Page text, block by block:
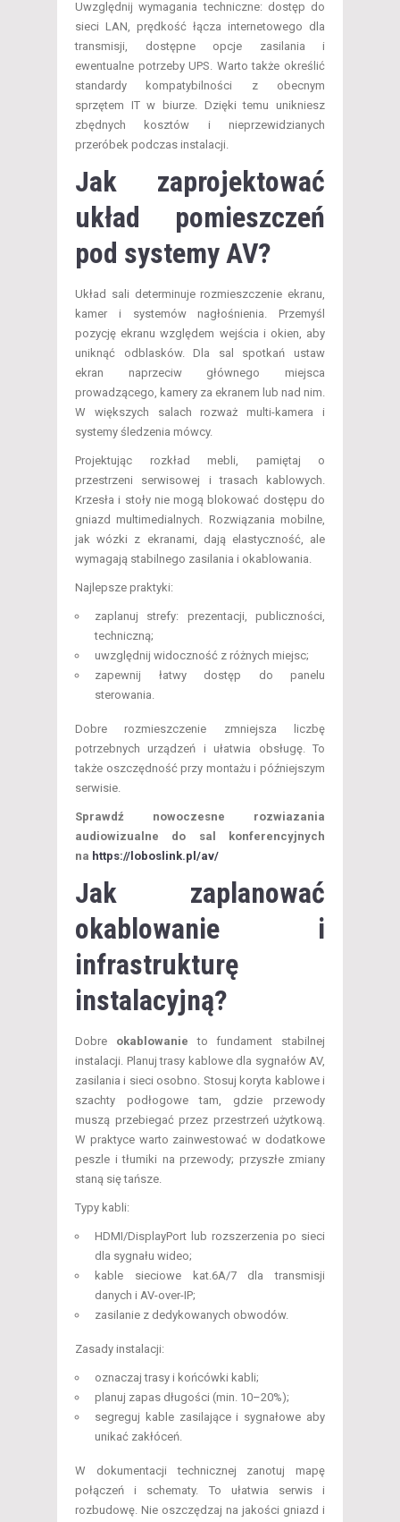
Uwzględnij wymagania techniczne: dostęp do
sieci LAN, prędkość łącza internetowego dla
transmisji, dostępne opcje zasilania i
ewentualne potrzeby UPS. Warto także określić
standardy kompatybilności z obecnym
sprzętem IT w biurze. Dzięki temu unikniesz
zbędnych kosztów i nieprzewidzianych
przeróbek podczas instalacji.
Jak zaprojektować
układ pomieszczeń
pod systemy AV?
Układ sali determinuje rozmieszczenie ekranu,
kamer i systemów nagłośnienia. Przemyśl
pozycję ekranu względem wejścia i okien, aby
uniknąć odblasków. Dla sal spotkań ustaw
ekran naprzeciw głównego miejsca
prowadzącego, kamery za ekranem lub nad nim.
W większych salach rozważ multi-kamera i
systemy śledzenia mówcy.
Projektując rozkład mebli, pamiętaj o
przestrzeni serwisowej i trasach kablowych.
Krzesła i stoły nie mogą blokować dostępu do
gniazd multimedialnych. Rozwiązania mobilne,
jak wózki z ekranami, dają elastyczność, ale
wymagają stabilnego zasilania i okablowania.
Najlepsze praktyki:
zaplanuj strefy: prezentacji, publiczności,
techniczną;
uwzględnij widoczność z różnych miejsc;
zapewnij łatwy dostęp do panelu
sterowania.
Dobre rozmieszczenie zmniejsza liczbę
potrzebnych urządzeń i ułatwia obsługę. To
także oszczędność przy montażu i późniejszym
serwisie.
Sprawdź nowoczesne rozwiazania
audiowizualne do sal konferencyjnych
na https://loboslink.pl/av/
Jak zaplanować
okablowanie i
infrastrukturę
instalacyjną?
Dobre okablowanie to fundament stabilnej
instalacji. Planuj trasy kablowe dla sygnałów AV,
zasilania i sieci osobno. Stosuj koryta kablowe i
szachty podłogowe tam, gdzie przewody
muszą przebiegać przez przestrzeń użytkową.
W praktyce warto zainwestować w dodatkowe
peszle i tłumiki na przewody; przyszłe zmiany
staną się tańsze.
Typy kabli:
HDMI/DisplayPort lub rozszerzenia po sieci
dla sygnału wideo;
kable sieciowe kat.6A/7 dla transmisji
danych i AV-over-IP;
zasilanie z dedykowanych obwodów.
Zasady instalacji:
oznaczaj trasy i końcówki kabli;
planuj zapas długości (min. 10–20%);
segreguj kable zasilające i sygnałowe aby
unikać zakłóceń.
W dokumentacji technicznej zanotuj mapę
połączeń i schematy. To ułatwia serwis i
rozbudowę. Nie oszczędzaj na jakości gniazd i